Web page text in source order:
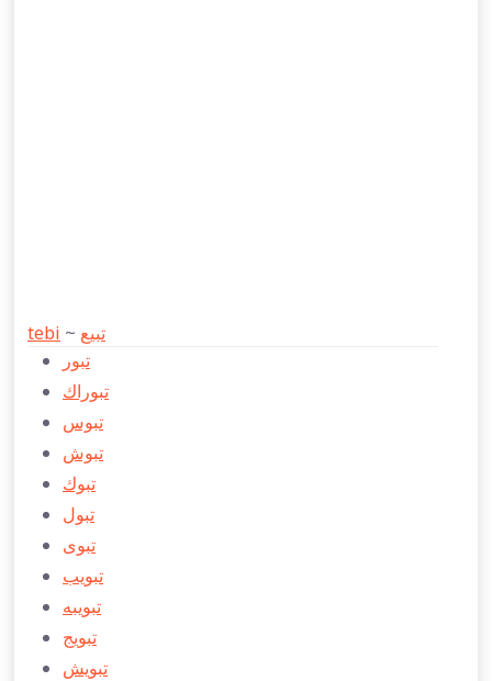
tebi ~ تبیع
تبور
تبوراك
تبوس
تبوش
تبوك
تبول
تبوی
تبويب
تبویبه
تبویج
تبويش